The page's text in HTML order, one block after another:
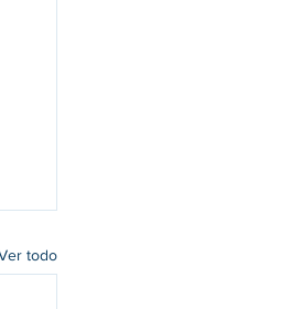
todo